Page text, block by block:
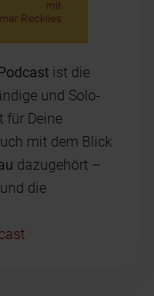
ist die
und Solo-
für Deine
mit dem Blick
dazugehört –
und die